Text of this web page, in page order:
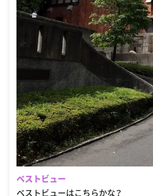
ベストビュー
ベストビューはこちらかな？